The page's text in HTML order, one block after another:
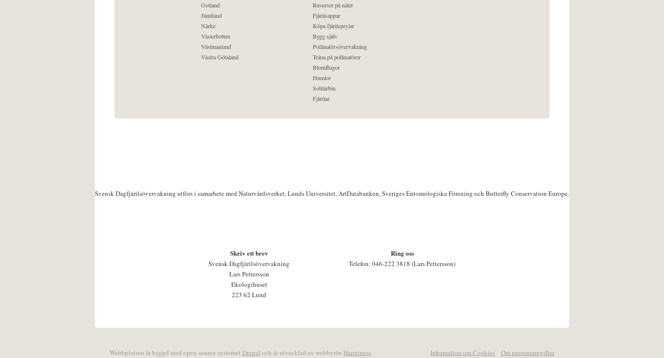
Gotland
Jämtland
Närke
Västerbotten
Västmanland
Västra Götaland
Resurser på nätet
Fjärilsappar
Köpa fjärilsprylar
Bygg själv
Pollinatörsövervakning
Träna på pollinatörer
Blomflugor
Humlor
Solitärbin
Fjärilar
Svensk Dagfjärilsövervakning utförs i samarbete med Naturvårdsverket, Lunds Universitet, ArtDatabanken, Sveriges Entomologiska Förening och Butterfly Conservation Europe.
Skriv ett brev
Svensk Dagfjärilsövervakning
Lars Pettersson
Ekologihuset
223 62 Lund
Ring oss
Telefon: 046-222 3818 (Lars Pettersson)
Webbplatsen är byggd med open-source systemet Drupal och är utvecklad av webbyrån Happiness. Information om Cookies Om personuppgifter